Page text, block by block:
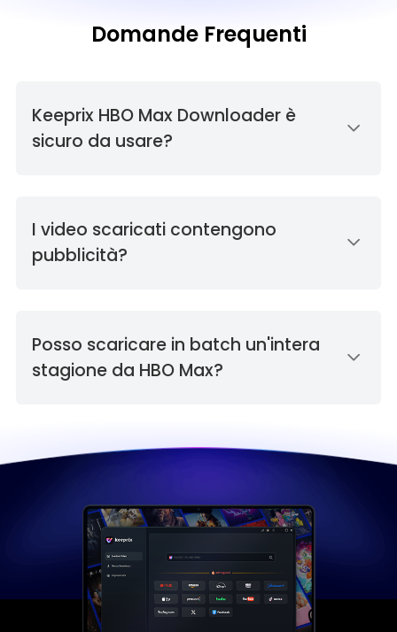
Domande Frequenti
Keeprix HBO Max Downloader è
sicuro da usare?
I video scaricati contengono
pubblicità?
Posso scaricare in batch un'intera
stagione da HBO Max?